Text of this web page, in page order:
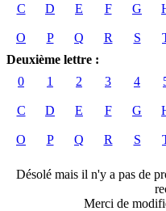
C D E F G
O P Q R S
Deuxième lettre :
0
1 2 3 4
C D E F G
O P Q R S
Désolé mais il n'y a pas de
Merci de